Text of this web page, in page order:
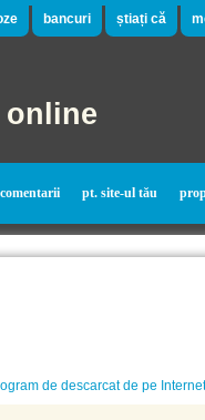
bancuri știați că
online
comentarii pt. site-ul tău
de descarcat de pe